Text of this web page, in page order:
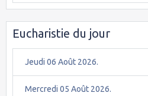
Eucharistie du jour
Jeudi 06 Août 2026.
Mercredi 05 Août 2026.